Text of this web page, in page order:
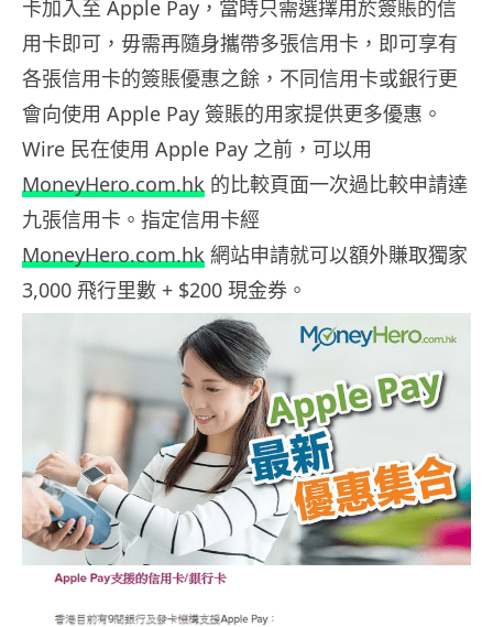
卡加入至 Apple Pay，當時只需選擇用於簽賬的信
用卡即可，毋需再隨身攜帶多張信用卡，即可享有
各張信用卡的簽賬優惠之餘，不同信用卡或銀行更
會向使用 Apple Pay 簽賬的用家提供更多優惠。
Wire 民在使用 Apple Pay 之前，可以用
MoneyHero.com.hk 的比較頁面一次過比較申請達
九張信用卡。指定信用卡經
MoneyHero.com.hk 網站申請就可以額外賺取獨家
3,000 飛行里數 + $200 現金券。